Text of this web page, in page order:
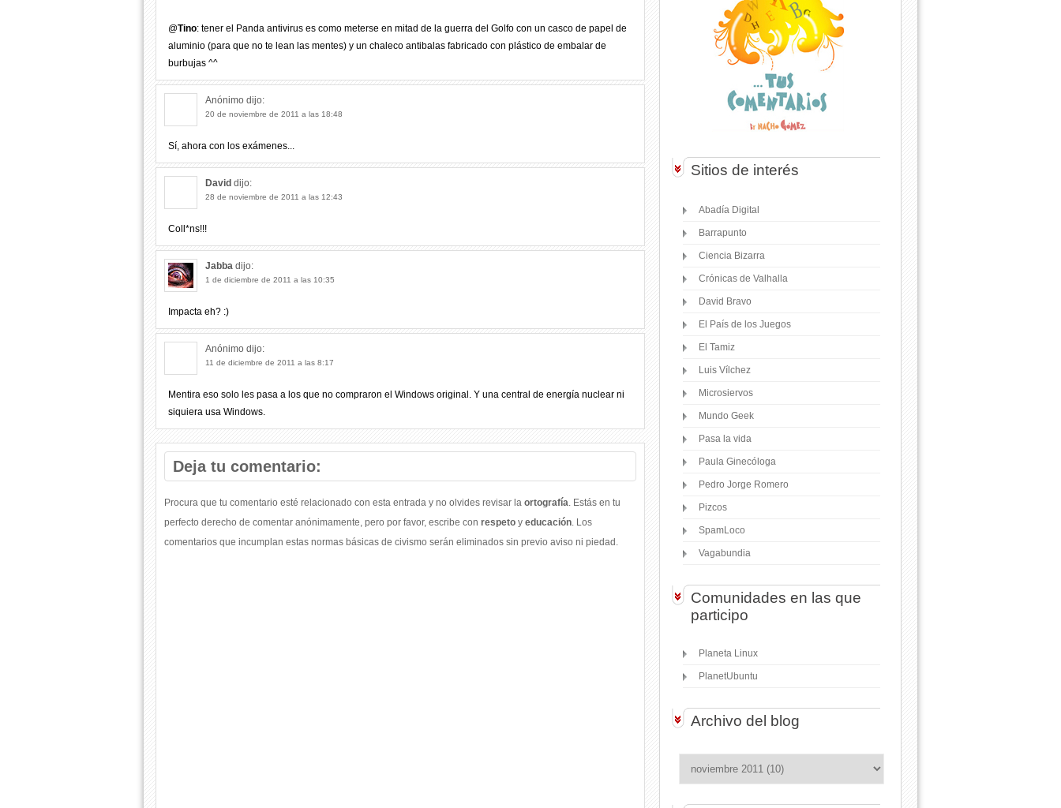
@Tino: tener el Panda antivirus es como meterse en mitad de la guerra del Golfo con un casco de papel de
aluminio (para que no te lean las mentes) y un chaleco antibalas fabricado con plástico de embalar de
burbujas ^^
Anónimo dijo:
20 de noviembre de 2011 a las 18:48
Sí, ahora con los exámenes...
David dijo:
28 de noviembre de 2011 a las 12:43
Coll*ns!!!
Jabba dijo:
1 de diciembre de 2011 a las 10:35
Impacta eh? :)
Anónimo dijo:
11 de diciembre de 2011 a las 8:17
Mentira eso solo les pasa a los que no compraron el Windows original. Y una central de energía nuclear ni
siquiera usa Windows.
Deja tu comentario:
Procura que tu comentario esté relacionado con esta entrada y no olvides revisar la ortografía. Estás en tu
perfecto derecho de comentar anónimamente, pero por favor, escribe con respeto y educación. Los
comentarios que incumplan estas normas básicas de civismo serán eliminados sin previo aviso ni piedad.
Sitios de interés
Abadía Digital
Barrapunto
Ciencia Bizarra
Crónicas de Valhalla
David Bravo
El País de los Juegos
El Tamiz
Luis Vílchez
Microsiervos
Mundo Geek
Pasa la vida
Paula Ginecóloga
Pedro Jorge Romero
Pizcos
SpamLoco
Vagabundia
Comunidades en las que
participo
Planeta Linux
PlanetUbuntu
Archivo del blog